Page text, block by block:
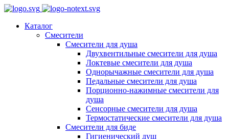
Каталог
Смесители
Смесители для душа
Двухвентильные смесители для душа
Локтевые смесители для душа
Однорычажные смесители для душа
Педальные смесители для душа
Порционно-нажимные смесители для
душа
Сенсорные смесители для душа
Термостатические смесители для душа
Смесители для биде
Гигиенический душ